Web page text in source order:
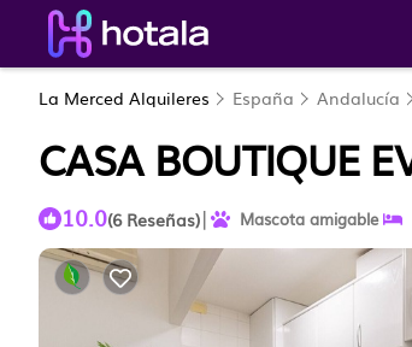
La Merced Alquileres España Andalucía
CASA BOUTIQUE
10.0(6 Reseñas)| Mascota amigable